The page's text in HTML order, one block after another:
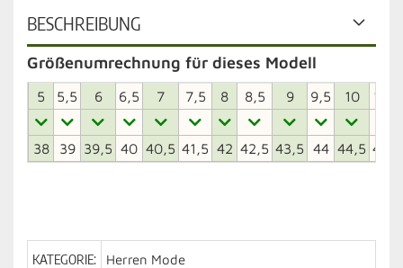
BESCHREIBUNG
Größenumrechnung für dieses Modell
5 5,5 6 6,5 7 7,5 8 8,5 9 9,5 10 10,5
38 39 39,5 40 40,5 41,5 42 42,5 43,5 44 44,5 45,5
KATEGORIE: Herren Mode